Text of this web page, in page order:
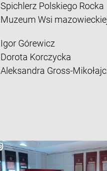
Spichlerz Polskiego Rocka
Muzeum Wsi
Igor Górewicz
Dorota Korczycka
Aleksandra Gross-